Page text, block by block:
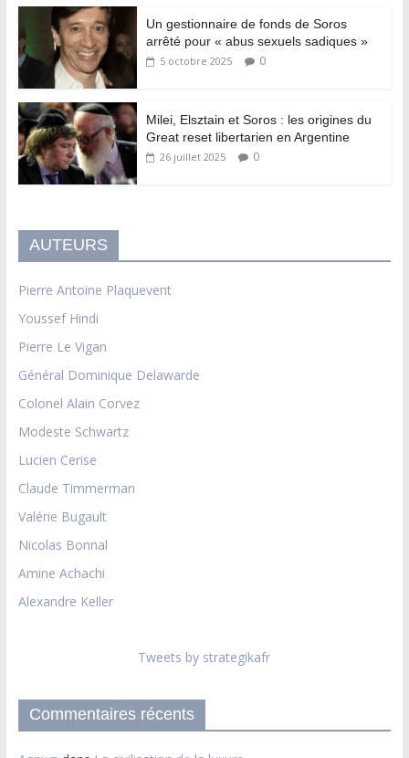
Un gestionnaire de fonds de Soros
arrêté pour « abus sexuels sadiques »
5 octobre 2025 0
Milei, Elsztain et Soros : les origines du
Great reset libertarien en Argentine
26 juillet 2025 0
AUTEURS
Pierre Antoine Plaquevent
Youssef Hindi
Pierre Le Vigan
Général Dominique Delawarde
Colonel Alain Corvez
Modeste Schwartz
Lucien Cerise
Claude Timmerman
Valérie Bugault
Nicolas Bonnal
Amine Achachi
Alexandre Keller
Tweets by strategikafr
Commentaires récents